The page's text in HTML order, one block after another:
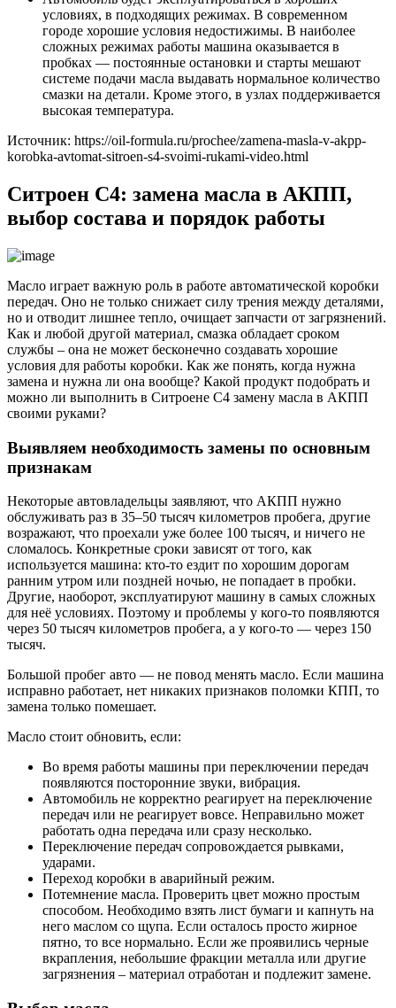
условиях, в подходящих режимах. В современном
городе хорошие условия недостижимы. В наиболее
сложных режимах работы машина оказывается в
пробках — постоянные остановки и старты мешают
системе подачи масла выдавать нормальное количество
смазки на детали. Кроме этого, в узлах поддерживается
высокая температура.
Источник: https://oil-formula.ru/prochee/zamena-masla-v-akpp-
korobka-avtomat-sitroen-s4-svoimi-rukami-video.html
Ситроен С4: замена масла в АКПП,
выбор состава и порядок работы
Масло играет важную роль в работе автоматической коробки
передач. Оно не только снижает силу трения между деталями,
но и отводит лишнее тепло, очищает запчасти от загрязнений.
Как и любой другой материал, смазка обладает сроком
службы – она не может бесконечно создавать хорошие
условия для работы коробки. Как же понять, когда нужна
замена и нужна ли она вообще? Какой продукт подобрать и
можно ли выполнить в Ситроене С4 замену масла в АКПП
своими руками?
Выявляем необходимость замены по основным
признакам
Некоторые автовладельцы заявляют, что АКПП нужно
обслуживать раз в 35–50 тысяч километров пробега, другие
возражают, что проехали уже более 100 тысяч, и ничего не
сломалось. Конкретные сроки зависят от того, как
используется машина: кто-то ездит по хорошим дорогам
ранним утром или поздней ночью, не попадает в пробки.
Другие, наоборот, эксплуатируют машину в самых сложных
для неё условиях. Поэтому и проблемы у кого-то появляются
через 50 тысяч километров пробега, а у кого-то — через 150
тысяч.
Большой пробег авто — не повод менять масло. Если машина
исправно работает, нет никаких признаков поломки КПП, то
замена только помешает.
Масло стоит обновить, если:
Во время работы машины при переключении передач
появляются посторонние звуки, вибрация.
Автомобиль не корректно реагирует на переключение
передач или не реагирует вовсе. Неправильно может
работать одна передача или сразу несколько.
Переключение передач сопровождается рывками,
ударами.
Переход коробки в аварийный режим.
Потемнение масла. Проверить цвет можно простым
способом. Необходимо взять лист бумаги и капнуть на
него маслом со щупа. Если осталось просто жирное
пятно, то все нормально. Если же проявились черные
вкрапления, небольшие фракции металла или другие
загрязнения – материал отработан и подлежит замене.